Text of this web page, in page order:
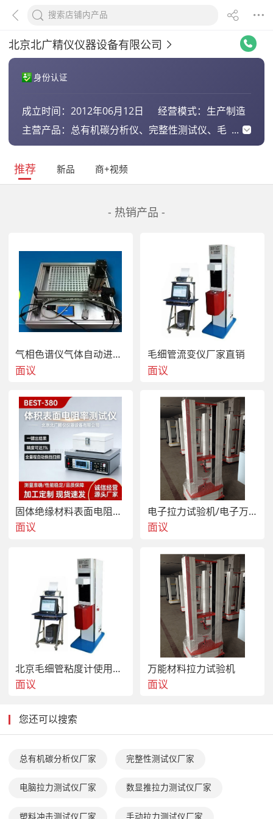
北京北广精仪仪器设备有限公司
身份认证
成立时间：2012年06月12日 经营模式： 生产制造
主营产品： 总有机碳分析仪、完整性测试仪、毛
列、拉力机系列
推荐 新品 商+视频
- 热销产品 -
气相色谱仪气体自动进样器北京供应厂家
面议
毛细管流变仪厂家直销
面议
固体绝缘材料表面电阻率测试仪
面议
电子拉力试验机/电子万能试验机
面议
北京毛细管粘度计使用说明书
面议
万能材料拉力试验机
面议
您还可以搜索
总有机碳分析仪厂家 完整性测试仪厂家
电脑拉力测试仪厂家 数显推拉力测试仪厂家
塑料冲击测试仪厂家 手动拉力测试仪厂家